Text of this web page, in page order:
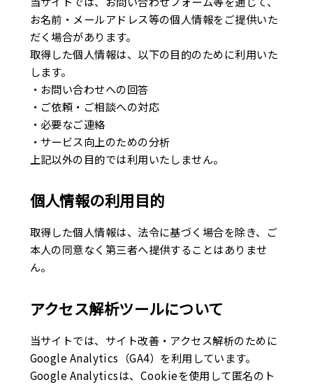
広報
プライバシーポリシー
お名前・メールアドレス等の個人情報をご提供いた
だく場合があります。
取得した個人情報は、以下の目的のために利用いた
します。
・お問い合わせへの回答
・ご依頼・ご相談への対応
・必要なご連絡
・サービス向上のための分析
上記以外の目的では利用いたしません。
個人情報の利用目的
取得した個人情報は、法令に基づく場合を除き、ご
本人の同意なく第三者へ提供することはありませ
ん。
アクセス解析ツールについて
当サイトでは、サイト改善・アクセス解析のために
Google Analytics（GA4）を利用しています。
Google Analyticsは、Cookieを使用して匿名のト